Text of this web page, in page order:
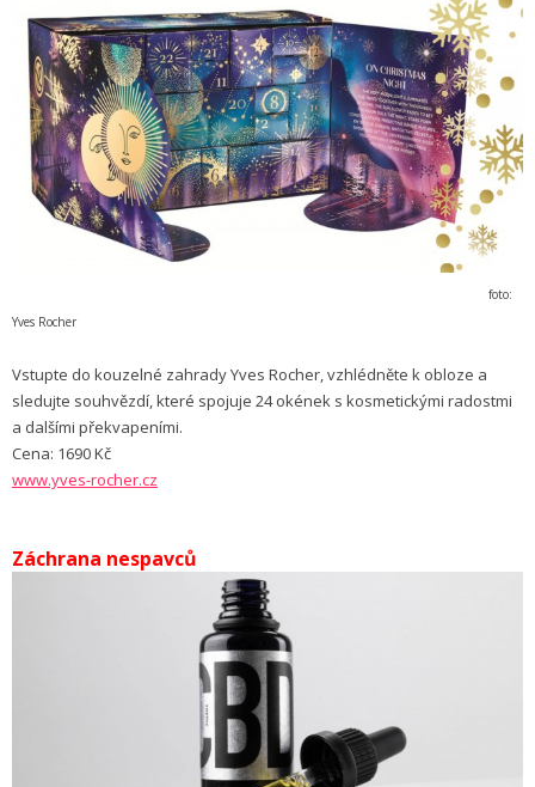
foto:
Yves Rocher
Vstupte do kouzelné zahrady Yves Rocher, vzhlédněte k obloze a
sledujte souhvězdí, které spojuje 24 okének s kosmetickými radostmi
a dalšími překvapeními.
Cena: 1690 Kč
www.yves-rocher.cz
Záchrana nespavců